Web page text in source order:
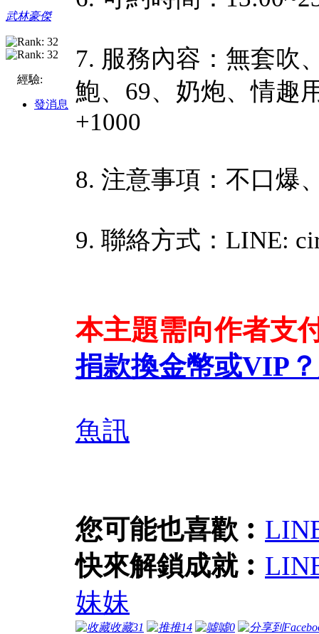
武林豪傑
經驗:
發消息
7. 服務內容：無套吹
鮑、69、奶炮、情趣
+1000
8. 注意事項：不口爆
9. 聯絡方式：LINE:
本主題需向作者支
捐款換金幣或VIP？
魚訊
您可能也喜歡︰
快來解鎖成就︰
妹妹
收藏31 推14 噓0